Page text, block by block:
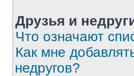
Друзья и
Что означают
Как мне
недругов?